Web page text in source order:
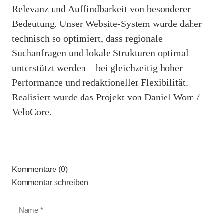
Relevanz und Auffindbarkeit von besonderer
Bedeutung. Unser Website-System wurde daher
technisch so optimiert, dass regionale
Suchanfragen und lokale Strukturen optimal
unterstützt werden – bei gleichzeitig hoher
Performance und redaktioneller Flexibilität.
Realisiert wurde das Projekt von Daniel Wom /
VeloCore.
Kommentare (0)
Kommentar schreiben